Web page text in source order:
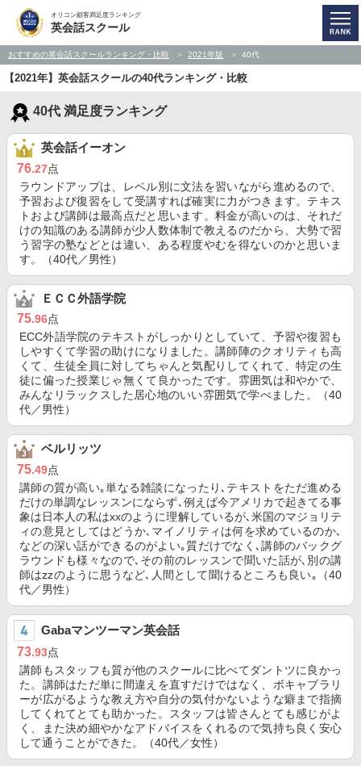
オリコン顧客満足度ランキング
英会話スクール
おすすめの英会話スクールランキング・比較 2021年版 40代
【2021年】英会話スクールの40代ランキング・比較
40代 満足度ランキング
英会話イーオン
76.27点
ラウンドアップは、レベル別に文法を習いながら進めるので、
予習および復習をして受講すれば確実に力がつきます。テキス
トおよび講師は最高点だと思います。料金が高いのは、それだ
けの知識のある講師が少人数体制で教えるのだから、大勢で習
う習字の塾などとは違い、ある程度やむを得ないのかと思いま
す。（40代／男性）
ＥＣＣ外語学院
75.96点
ECC外語学院のテキストがしっかりとしていて、予習や復習も
しやすくて学習の助けになりました。講師陣のクオリティも高
くて、生徒全員に対してちゃんと気配りしてくれて、特定の生
徒に偏った授業じゃ無くて良かったです。雰囲気は和やかで、
みんなリラックスした居心地のいい雰囲気で学べました。（40
代／男性）
ベルリッツ
75.49点
講師の質が高い｡単なる雑談になったり､テキストをただ進める
だけの単調なレッスンにならず､例えば今アメリカで起きてる事
象は日本人の私はxxのように理解しているが､米国のマジョリテ
ィの意見としてはどうか､マイノリティは何を求めているのか､
などの深い話ができるのがよい｡質だけでなく､講師のバックグ
ラウンドも様々なので､その前のレッスンで聞いた話が､別の講
師はzzのように思うなど､人間として聞けるところも良い｡（40
代／男性）
Gabaマンツーマン英会話
73.93点
講師もスタッフも質が他のスクールに比べてダントツに良かっ
た。講師はただ単に間違えを直すだけではなく、ボキャブラリ
ーが広がるような教え方や自分の気付かないような癖まで指摘
してくれてとても助かった。スタッフは皆さんとても感じがよ
く、また決め細やかなアドバイスをくれるので気持ち良く安心
して通うことができた。（40代／女性）